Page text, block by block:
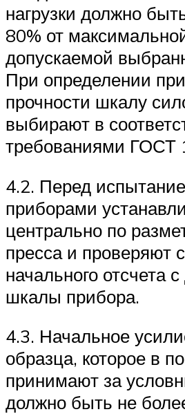
нагрузки должно
80% от
допускаемой
При определении
прочности шкалу
выбирают в
требованиями ГОСТ
4.2. Перед
приборами
центрально по
пресса и проверяют
начального отсчета
шкалы прибора.
4.3. Начальное
образца, которое в
принимают за
должно быть не